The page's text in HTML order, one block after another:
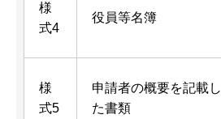
様
式4
役員等名簿
様
式5
申請者の概要を記載し
た書類